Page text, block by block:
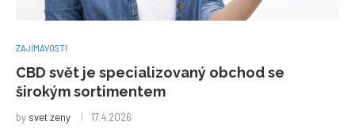
ZAJÍMAVOSTI
CBD svět je specializovaný obchod se
širokým sortimentem
by svet zeny 17.4.2026